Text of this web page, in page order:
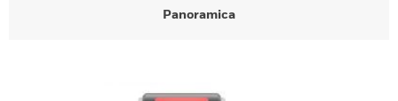
Panoramica